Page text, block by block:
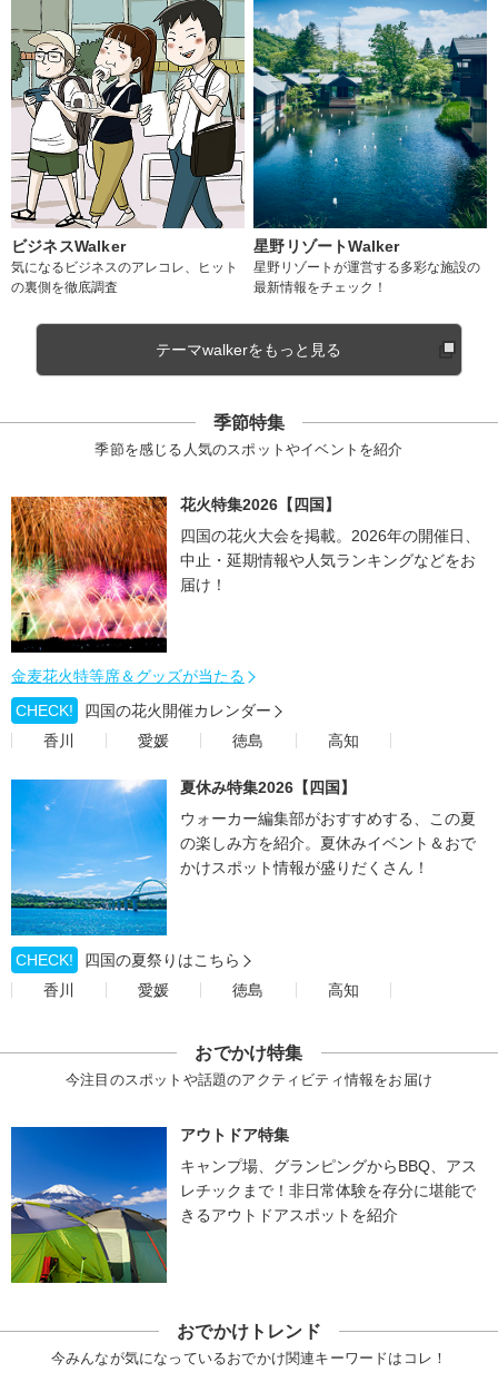
ビジネスWalker
気になるビジネスのアレコレ、ヒット
の裏側を徹底調査
星野リゾートWalker
星野リゾートが運営する多彩な施設の
最新情報をチェック！
テーマwalkerをもっと見る
季節特集
季節を感じる人気のスポットやイベントを紹介
花火特集2026【四国】
四国の花火大会を掲載。2026年の開催日、
中止・延期情報や人気ランキングなどをお
届け！
金麦花火特等席＆グッズが当たる
CHECK!
四国の花火開催カレンダー
香川
愛媛 徳島 高知
夏休み特集2026【四国】
ウォーカー編集部がおすすめする、この夏
の楽しみ方を紹介。夏休みイベント＆おで
かけスポット情報が盛りだくさん！
CHECK!
四国の夏祭りはこちら
香川
愛媛 徳島 高知
おでかけ特集
今注目のスポットや話題のアクティビティ情報をお届け
アウトドア特集
キャンプ場、グランピングからBBQ、アス
レチックまで！非日常体験を存分に堪能で
きるアウトドアスポットを紹介
おでかけトレンド
今みんなが気になっているおでかけ関連キーワードはコレ！